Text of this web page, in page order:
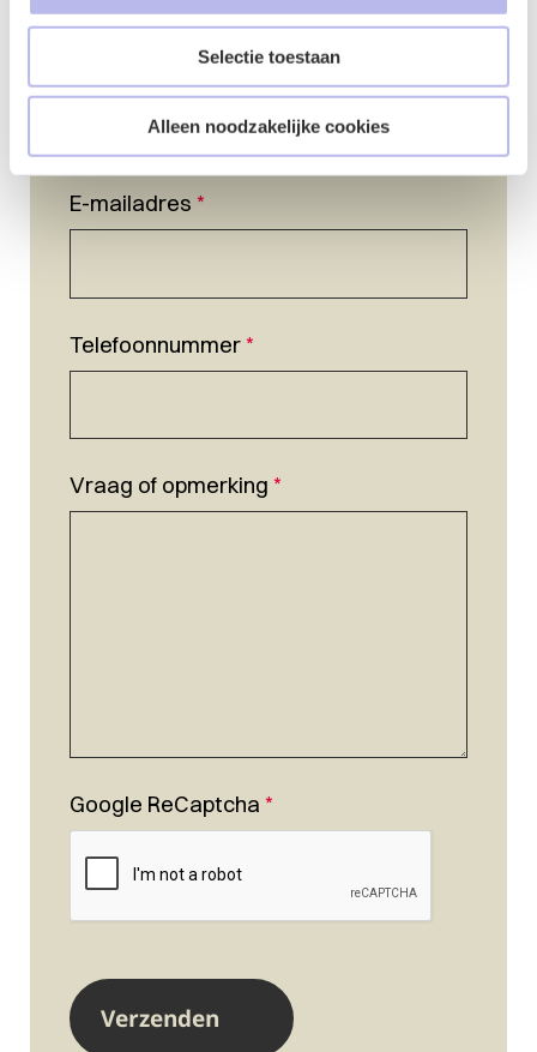
Selectie toestaan
Alleen noodzakelijke cookies
E-mailadres *
Telefoonnummer*
Vraag of opmerking *
Google ReCaptcha *